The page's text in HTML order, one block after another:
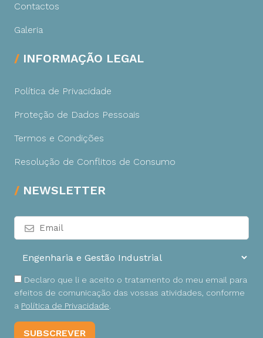
Contactos
Galeria
INFORMAÇÃO LEGAL
Política de Privacidade
Proteção de Dados Pessoais
Termos e Condições
Resolução de Conflitos de Consumo
NEWSLETTER
Declaro que li e aceito o tratamento do meu email para
efeitos de comunicação das vossas atividades, conforme
a Política de Privacidade.